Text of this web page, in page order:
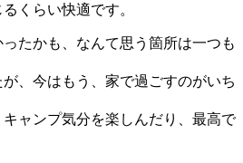
くらい快適です。
たかも、なんて思う箇所は一つも
、今はもう、家で過ごすのがいち
ャンプ気分を楽しんだり、最高で